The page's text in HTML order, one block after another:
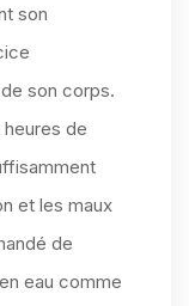
son
son corps.
de
et les maux
de
eau comme